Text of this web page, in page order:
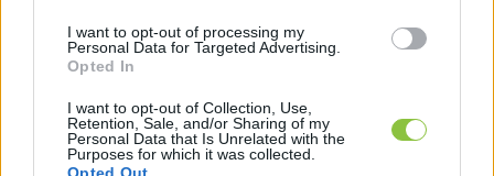
I want to opt-out of processing my
Personal Data for Targeted Advertising.
Opted In
I want to opt-out of Collection, Use,
Retention, Sale, and/or Sharing of my
Personal Data that Is Unrelated with the
Purposes for which it was collected.
Opted Out